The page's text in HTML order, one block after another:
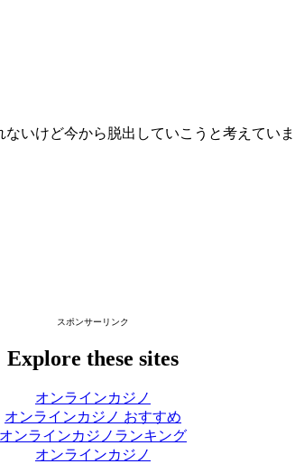
いけど今から脱出していこうと考えていま
スポンサーリンク
Explore these sites
オンラインカジノ
オンラインカジノ おすすめ
オンラインカジノランキング
オンラインカジノ